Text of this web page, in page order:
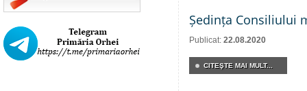
Ședința Consiliului
Publicat: 22.08.2020
CITEŞTE MAI MULT...